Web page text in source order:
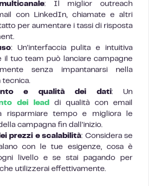
: Il miglior outreach
con LinkedIn, chiamate e altri
per aumentare i tassi di risposta
: Un’interfaccia pulita e intuitiva
il tuo team può lanciare campagne
senza impantanarsi nella
tecnica.
e qualità dei dati: Un
dei lead
di qualità con email
risparmiare tempo e migliora le
campagna fin dall’inizio.
prezzi e scalabilità: Considera se
con le tue esigenze, cosa è
livello e se stai pagando per
utilizzerai effettivamente.